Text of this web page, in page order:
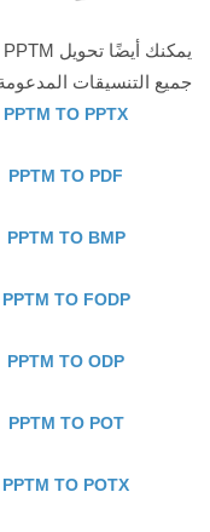
جميع التنسيقات المدعومة
PPTM TO PPTX
PPTM TO PDF
PPTM TO BMP
PPTM TO FODP
PPTM TO ODP
PPTM TO POT
PPTM TO POTX